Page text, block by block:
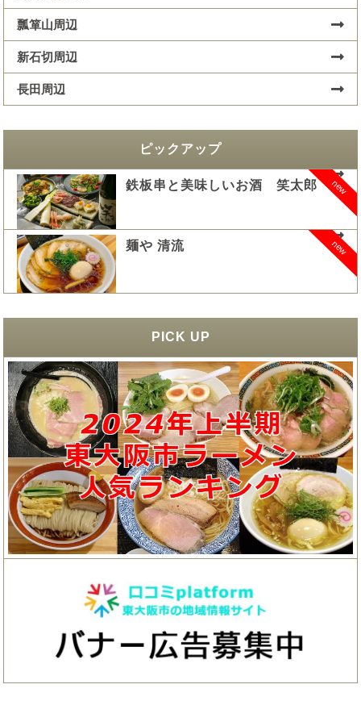
瓢箪山周辺
新石切周辺
長田周辺
ピックアップ
new
鉄板串と美味しいお酒 笑太郎
new
麺や 清流
PICK UP